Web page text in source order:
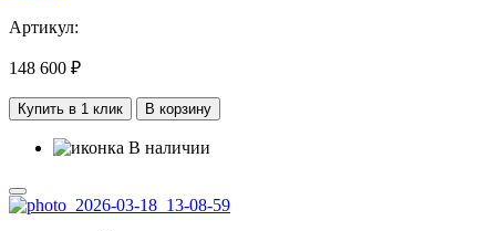
Артикул:
148 600 ₽
Купить в 1 клик В корзину
В наличии